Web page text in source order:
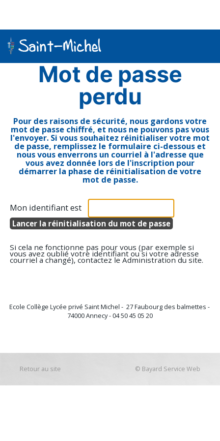
personnels
Mot de passe
perdu
Pour des raisons de sécurité, nous gardons votre
mot de passe chiffré, et nous ne pouvons pas vous
l'envoyer. Si vous souhaitez réinitialiser votre mot
de passe, remplissez le formulaire ci-dessous et
nous vous enverrons un courriel à l'adresse que
vous avez donnée lors de l'inscription pour
démarrer la phase de réinitialisation de votre
mot de passe.
Mon identifiant est
Si cela ne fonctionne pas pour vous (par exemple si
vous avez oublié votre identifiant ou si votre adresse
courriel a changé), contactez le Administration du site.
Ecole Collège Lycée privé Saint Michel - 27 Faubourg des balmettes -
74000 Annecy - 04 50 45 05 20
Retour au site © Bayard Service Web